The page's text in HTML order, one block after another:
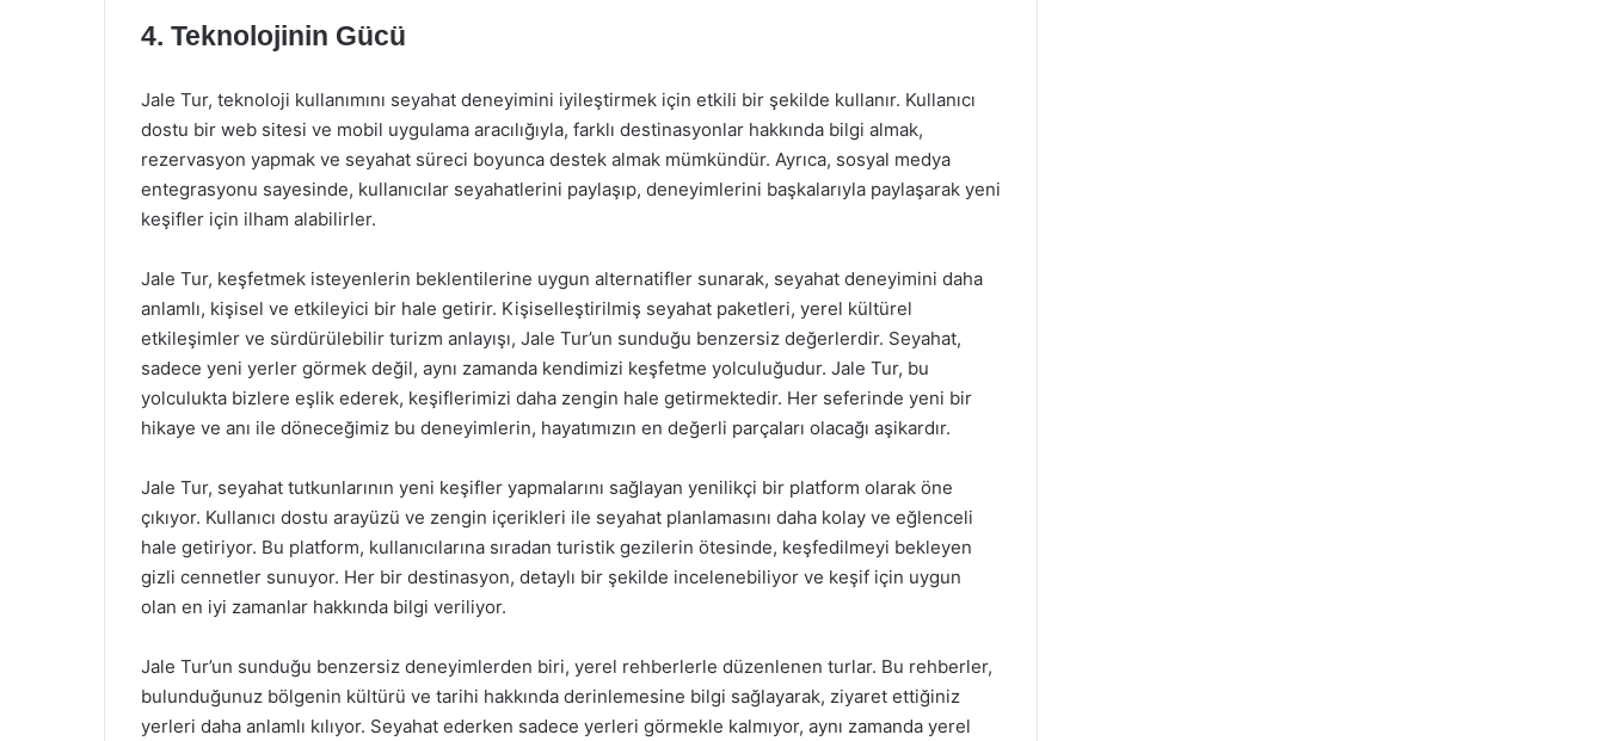
4. Teknolojinin Gücü
Jale Tur, teknoloji kullanımını seyahat deneyimini iyileştirmek için etkili bir şekilde kullanır. Kullanıcı
dostu bir web sitesi ve mobil uygulama aracılığıyla, farklı destinasyonlar hakkında bilgi almak,
rezervasyon yapmak ve seyahat süreci boyunca destek almak mümkündür. Ayrıca, sosyal medya
entegrasyonu sayesinde, kullanıcılar seyahatlerini paylaşıp, deneyimlerini başkalarıyla paylaşarak yeni
keşifler için ilham alabilirler.
Jale Tur, keşfetmek isteyenlerin beklentilerine uygun alternatifler sunarak, seyahat deneyimini daha
anlamlı, kişisel ve etkileyici bir hale getirir. Kişiselleştirilmiş seyahat paketleri, yerel kültürel
etkileşimler ve sürdürülebilir turizm anlayışı, Jale Tur’un sunduğu benzersiz değerlerdir. Seyahat,
sadece yeni yerler görmek değil, aynı zamanda kendimizi keşfetme yolculuğudur. Jale Tur, bu
yolculukta bizlere eşlik ederek, keşiflerimizi daha zengin hale getirmektedir. Her seferinde yeni bir
hikaye ve anı ile döneceğimiz bu deneyimlerin, hayatımızın en değerli parçaları olacağı aşikardır.
Jale Tur, seyahat tutkunlarının yeni keşifler yapmalarını sağlayan yenilikçi bir platform olarak öne
çıkıyor. Kullanıcı dostu arayüzü ve zengin içerikleri ile seyahat planlamasını daha kolay ve eğlenceli
hale getiriyor. Bu platform, kullanıcılarına sıradan turistik gezilerin ötesinde, keşfedilmeyi bekleyen
gizli cennetler sunuyor. Her bir destinasyon, detaylı bir şekilde incelenebiliyor ve keşif için uygun
olan en iyi zamanlar hakkında bilgi veriliyor.
Jale Tur’un sunduğu benzersiz deneyimlerden biri, yerel rehberlerle düzenlenen turlar. Bu rehberler,
bulunduğunuz bölgenin kültürü ve tarihi hakkında derinlemesine bilgi sağlayarak, ziyaret ettiğiniz
yerleri daha anlamlı kılıyor. Seyahat ederken sadece yerleri görmekle kalmıyor, aynı zamanda yerel